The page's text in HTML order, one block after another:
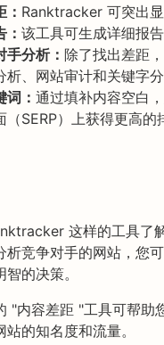
Ranktracker 可突出
该工具可生成详细报
分析： 除了找出差距
析、网站审计和关键字
： 通过填补内容空白
（SERP）上获得更高的
这样的工具了
析竞争对手的网站，您
的决策。
"内容差距 "工具可帮助
的知名度和流量。